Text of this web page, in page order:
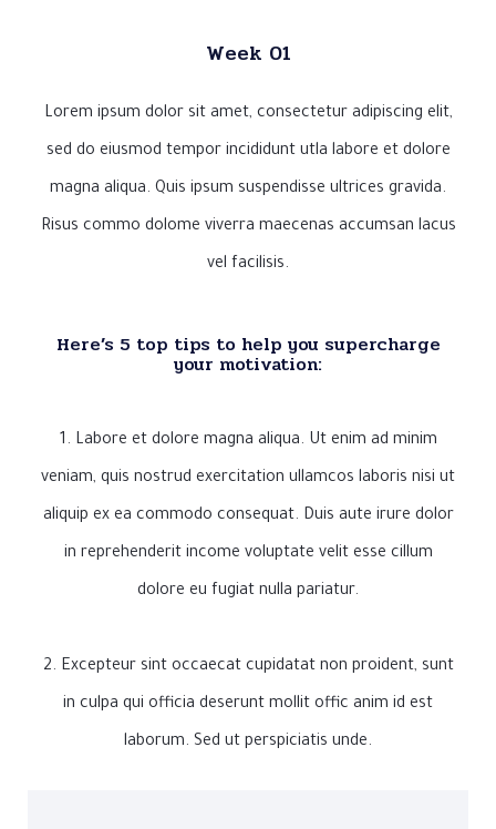
Week 01
Lorem ipsum dolor sit amet, consectetur adipiscing elit,
sed do eiusmod tempor incididunt utla labore et dolore
magna aliqua. Quis ipsum suspendisse ultrices gravida.
Risus commo dolome viverra maecenas accumsan lacus
vel facilisis.
Here’s 5 top tips to help you supercharge
your motivation:
1. Labore et dolore magna aliqua. Ut enim ad minim
veniam, quis nostrud exercitation ullamcos laboris nisi ut
aliquip ex ea commodo consequat. Duis aute irure dolor
in reprehenderit income voluptate velit esse cillum
dolore eu fugiat nulla pariatur.
2. Excepteur sint occaecat cupidatat non proident, sunt
in culpa qui officia deserunt mollit offic anim id est
laborum. Sed ut perspiciatis unde.